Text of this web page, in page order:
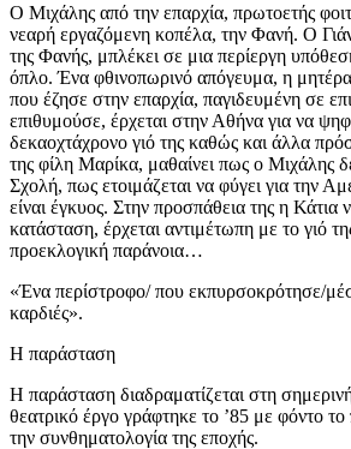
Ο Μιχάλης από την επαρχία, πρωτοετής
νεαρή εργαζόμενη κοπέλα, την Φανή. Ο
της Φανής, μπλέκει σε μια περίεργη
όπλο. Ένα φθινοπωρινό απόγευμα, η
που έζησε στην επαρχία, παγιδευμένη σε
επιθυμούσε, έρχεται στην Αθήνα για να
δεκαοχτάχρονο γιό της καθώς και άλλα
της φίλη Μαρίκα, μαθαίνει πως ο Μιχάλης
Σχολή, πως ετοιμάζεται να φύγει για την
είναι έγκυος. Στην προσπάθεια της η Κάτια
κατάσταση, έρχεται αντιμέτωπη με το γιό
προεκλογική παράνοια…
«Ένα περίστροφο/ που εκπυρσοκρότησε/
καρδιές».
Η παράσταση
Η παράσταση διαδραματίζεται στη
θεατρικό έργο γράφτηκε το ’85 με φόντο το
την συνθηματολογία της εποχής.